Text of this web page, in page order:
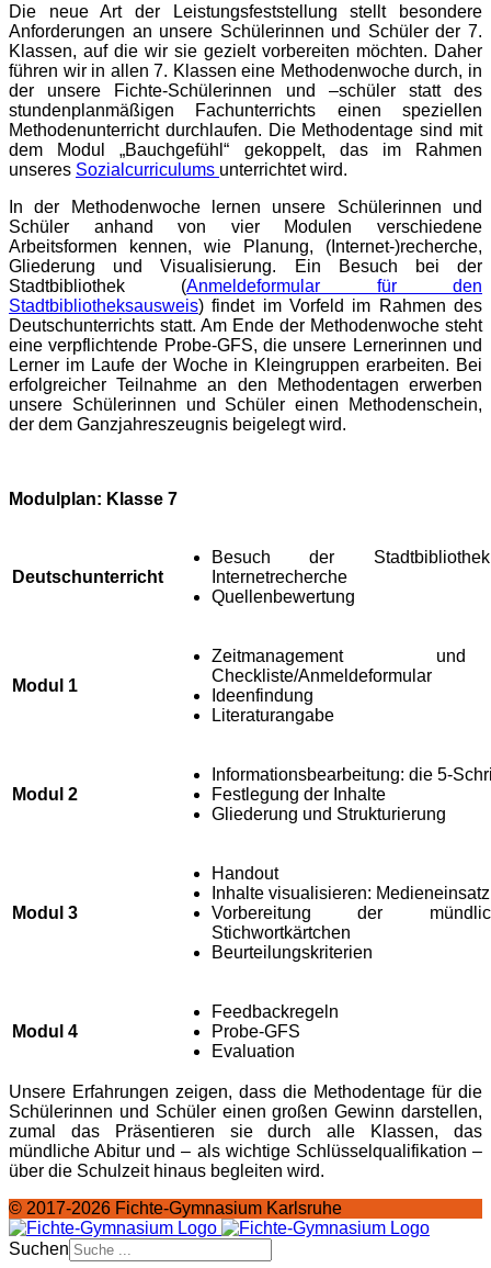
Die neue Art der Leistungsfeststellung stellt besondere
Anforderungen an unsere Schülerinnen und Schüler der 7.
Klassen, auf die wir sie gezielt vorbereiten möchten. Daher
führen wir in allen 7. Klassen eine Methodenwoche durch, in
der unsere Fichte-Schülerinnen und –schüler statt des
stundenplanmäßigen Fachunterrichts einen speziellen
Methodenunterricht durchlaufen. Die Methodentage sind mit
dem Modul „Bauchgefühl“ gekoppelt, das im Rahmen
unseres Sozialcurriculums unterrichtet wird.
In der Methodenwoche lernen unsere Schülerinnen und
Schüler anhand von vier Modulen verschiedene
Arbeitsformen kennen, wie Planung, (Internet-)recherche,
Gliederung und Visualisierung. Ein Besuch bei der
Stadtbibliothek (Anmeldeformular für den
Stadtbibliotheksausweis) findet im Vorfeld im Rahmen des
Deutschunterrichts statt. Am Ende der Methodenwoche steht
eine verpflichtende Probe-GFS, die unsere Lernerinnen und
Lerner im Laufe der Woche in Kleingruppen erarbeiten. Bei
erfolgreicher Teilnahme an den Methodentagen erwerben
unsere Schülerinnen und Schüler einen Methodenschein,
der dem Ganzjahreszeugnis beigelegt wird.
Modulplan: Klasse 7
Deutschunterricht
Besuch der
Internetrecherche
Quellenbewertung
Modul 1
Zeitmanagement und
Checkliste/Anmeldeformular
Ideenfindung
Literaturangabe
Modul 2
Informationsbearbeitung: die 5-
Festlegung der Inhalte
Gliederung und Strukturierung
Modul 3
Handout
Inhalte visualisieren: Medieneinsatz
Vorbereitung der
Stichwortkärtchen
Beurteilungskriterien
Modul 4
Feedbackregeln
Probe-GFS
Evaluation
Unsere Erfahrungen zeigen, dass die Methodentage für die
Schülerinnen und Schüler einen großen Gewinn darstellen,
zumal das Präsentieren sie durch alle Klassen, das
mündliche Abitur und – als wichtige Schlüsselqualifikation –
über die Schulzeit hinaus begleiten wird.
© 2017-2026 Fichte-Gymnasium Karlsruhe
Suchen